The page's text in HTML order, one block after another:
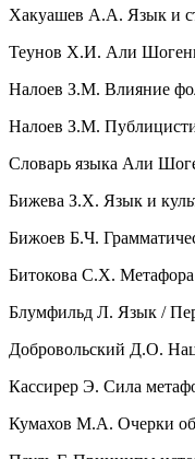
Хакуашев А.А. Язык и
Теунов Х.И. Али
Налоев З.М. Влияние
Налоев З.М.
Словарь языка Али
Бижева З.Х. Язык и
Бижоев Б.Ч.
Битокова С.Х. Метафора
Блумфильд Л. Язык /
Добровольский Д.О.
Кассирер Э. Сила
Кумахов М.А. Очерки